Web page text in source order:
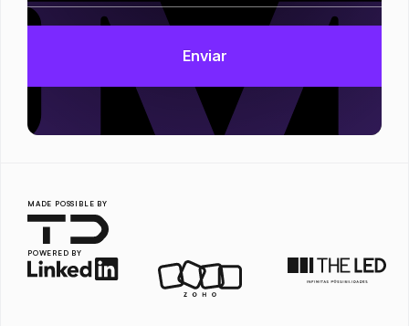
MADE POSSIBLE BY
POWERED BY